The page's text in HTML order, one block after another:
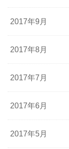
2017年9月
2017年8月
2017年7月
2017年6月
2017年5月